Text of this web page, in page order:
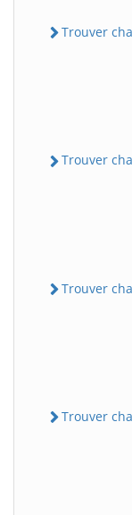
Trouver
Trouver
Trouver
Trouver